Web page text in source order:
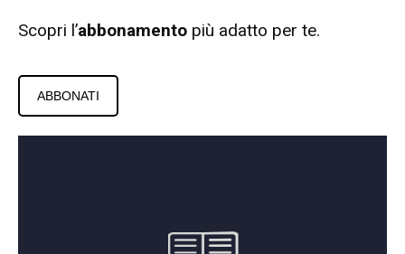
Scopri l’abbonamento più adatto per te.
ABBONATI